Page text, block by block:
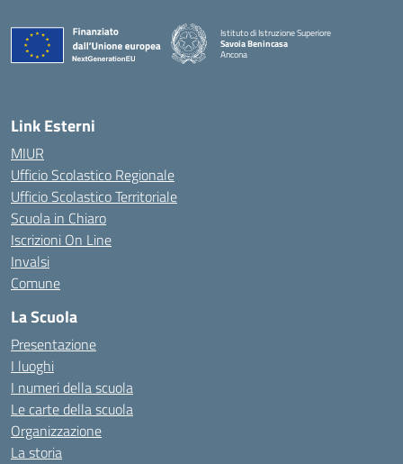
Istituto di Istruzione Superiore
Savoia Benincasa
Ancona
Link Esterni
MIUR
Ufficio Scolastico Regionale
Ufficio Scolastico Territoriale
Scuola in Chiaro
Iscrizioni On Line
Invalsi
Comune
La Scuola
Presentazione
I luoghi
I numeri della scuola
Le carte della scuola
Organizzazione
La storia